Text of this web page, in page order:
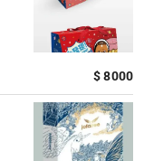
$ 8000